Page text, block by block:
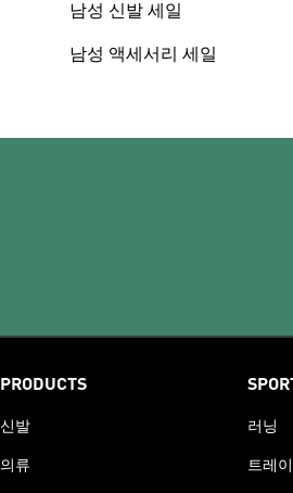
남성 신발 세일
남성 액세서리 세일
PRODUCTS
신발
의류
러닝
트레